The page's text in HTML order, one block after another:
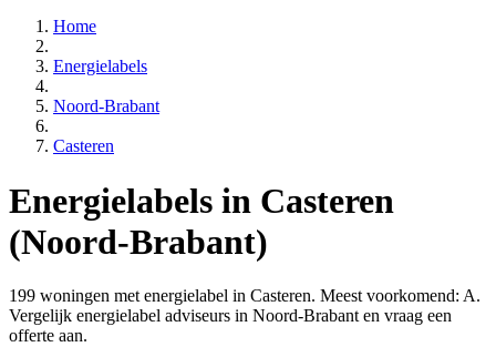
Home
Energielabels
Noord-Brabant
Casteren
Energielabels in Casteren
(Noord-Brabant)
199 woningen met energielabel in Casteren. Meest voorkomend: A.
Vergelijk energielabel adviseurs in Noord-Brabant en vraag een
offerte aan.